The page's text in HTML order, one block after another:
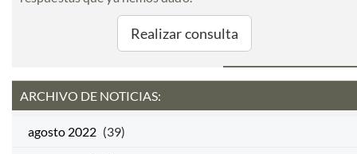
Realizar consulta
ARCHIVO DE NOTICIAS:
agosto 2022 (39)